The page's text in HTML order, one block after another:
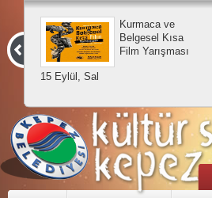
15 Eylül, Sal
Kurmaca ve
Belgesel Kısa
Film Yarışması